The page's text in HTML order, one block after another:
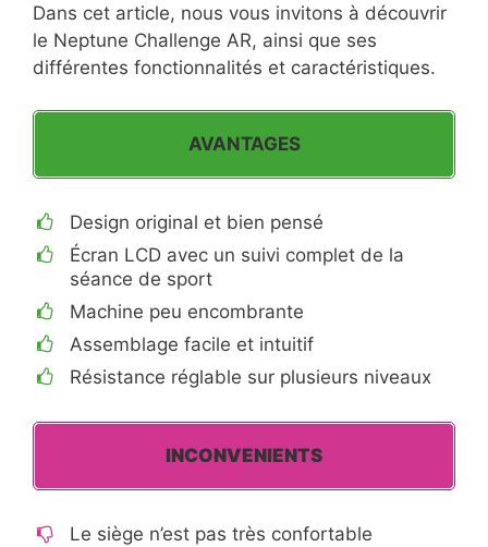
Dans cet article, nous vous invitons à découvrir
le Neptune Challenge AR, ainsi que ses
différentes fonctionnalités et caractéristiques.
AVANTAGES
Design original et bien pensé
Écran LCD avec un suivi complet de la
séance de sport
Machine peu encombrante
Assemblage facile et intuitif
Résistance réglable sur plusieurs niveaux
INCONVENIENTS
Le siège n’est pas très confortable